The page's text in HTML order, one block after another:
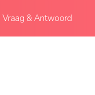
Vraag & Antwoord